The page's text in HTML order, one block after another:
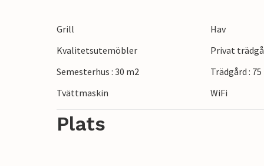
och det klara vattnet på Farhultsbaden,
erbjuder också pittoreska badplatser
Detta semesterhus är det perfekta valet
Grill
Hav
Kvalitetsutemöbler
Privat
Semesterhus : 30 m2
Trädgård :
Tvättmaskin
WiFi
Plats